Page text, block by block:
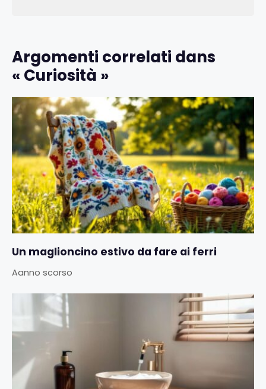
Argomenti correlati dans
« Curiosità »
Un maglioncino estivo da fare ai ferri
Aanno scorso